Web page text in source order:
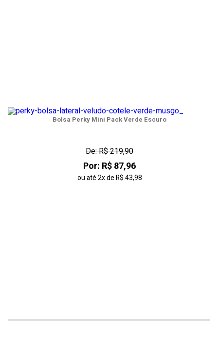
Bolsa Perky Mini Pack Verde Escuro
De: R$ 219,90
Por: R$ 87,96
ou até2xdeR$ 43,98